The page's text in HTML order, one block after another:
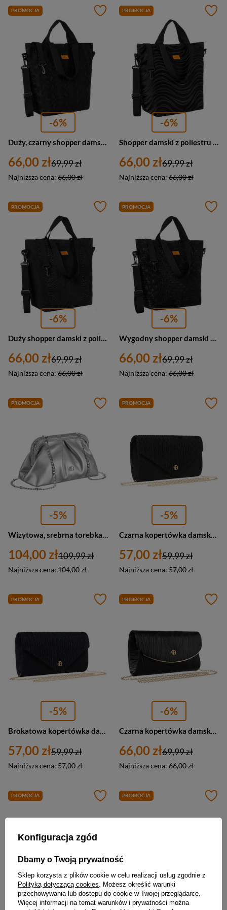
PROMOCJA
-6%
66,00 zł
Najniższa cena: 66,00 zł
69,99 zł
PROMOCJA
-6%
66,00 zł
Najniższa cena: 66,00 zł
69,99 zł
PROMOCJA
-6%
Duży shopper damski z poliestru w czarnym kolorze pokryty zwierzęcym wzorem - Rovicky
66,00 zł
Najniższa cena: 66,00 zł
69,99 zł
PROMOCJA
-6%
Wygodny shopper damski z poliestru w czarnym kolorze - Rovicky
66,00 zł
Najniższa cena: 66,00 zł
69,99 zł
PROMOCJA
-5%
104,00 zł
Najniższa cena: 104,00 zł
109,99 zł
PROMOCJA
-5%
57,00 zł
Najniższa cena: 57,00 zł
59,99 zł
PROMOCJA
-5%
Brokatowa kopertówka damska w granatowym kolorze zawieszona na łańcuszku - Rovicky
57,00 zł
Najniższa cena: 57,00 zł
59,99 zł
PROMOCJA
-6%
Czarna kopertówka damska ze skóry ekologicznej w prążki - Rovicky
66,00 zł
Najniższa cena: 66,00 zł
69,99 zł
PROMOCJA
-5%
PROMOCJA
-6%
Konfiguracja zgód
Dbamy o Twoją prywatność
Sklep korzysta z plików cookie w celu realizacji usług zgodnie z
Polityką dotyczącą cookies. Możesz określić warunki
przechowywania lub dostępu do cookie w Twojej przeglądarce.
Więcej informacji na temat warunków i prywatności można